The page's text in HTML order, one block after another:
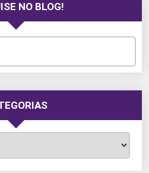
NO BLOG!